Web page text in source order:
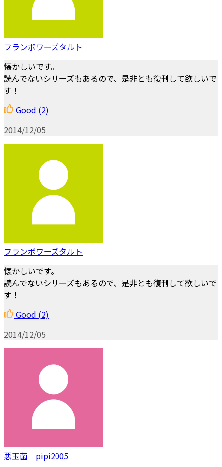
フランボワーズタルト
懐かしいです。
読んでないシリーズもあるので、是非とも復刊して欲しいで
す！
Good (2)
2014/12/05
フランボワーズタルト
懐かしいです。
読んでないシリーズもあるので、是非とも復刊して欲しいで
す！
Good (2)
2014/12/05
悪玉菌 pipi2005